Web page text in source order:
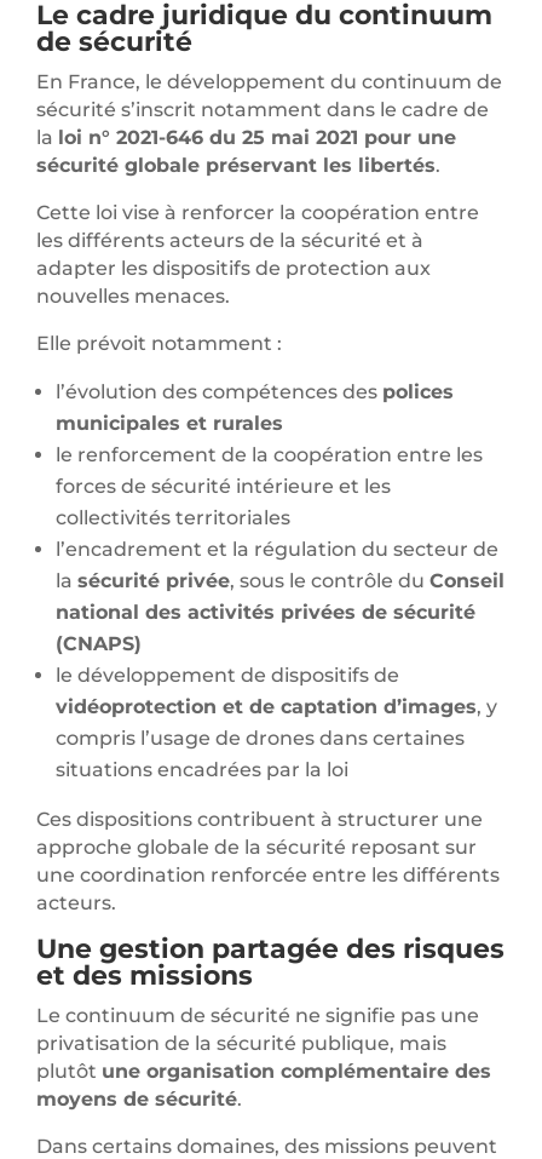
Le cadre juridique du continuum
de sécurité
En France, le développement du continuum de
sécurité s’inscrit notamment dans le cadre de
la loi n° 2021-646 du 25 mai 2021 pour une
sécurité globale préservant les libertés.
Cette loi vise à renforcer la coopération entre
les différents acteurs de la sécurité et à
adapter les dispositifs de protection aux
nouvelles menaces.
Elle prévoit notamment :
l’évolution des compétences des polices
municipales et rurales
le renforcement de la coopération entre les
forces de sécurité intérieure et les
collectivités territoriales
l’encadrement et la régulation du secteur de
la sécurité privée, sous le contrôle du Conseil
national des activités privées de sécurité
(CNAPS)
le développement de dispositifs de
vidéoprotection et de captation d’images, y
compris l’usage de drones dans certaines
situations encadrées par la loi
Ces dispositions contribuent à structurer une
approche globale de la sécurité reposant sur
une coordination renforcée entre les différents
acteurs.
Une gestion partagée des risques
et des missions
Le continuum de sécurité ne signifie pas une
privatisation de la sécurité publique, mais
plutôt une organisation complémentaire des
moyens de sécurité.
Dans certains domaines, des missions peuvent